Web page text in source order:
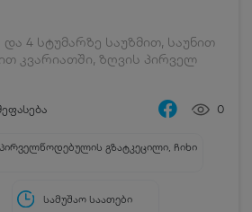
და 4 სტუმარზე საუზმით, საუნით
კვარიათში, ზღვის პირველ
0
გზატკეცილი, ჩიხი
სამუშაო საათები